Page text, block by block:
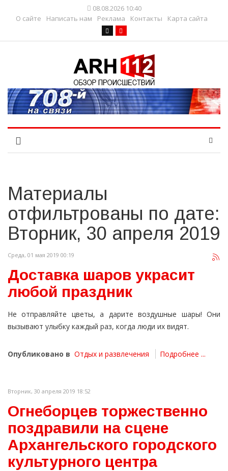
08.08.2026 10:40
О сайте
Написать нам Реклама Контакты Карта сайта
Материалы
отфильтрованы по дате:
Вторник, 30 апреля 2019
Среда, 01 мая 2019 00:19
Доставка шаров украсит
любой праздник
Не отправляйте цветы, а дарите воздушные шары! Они
вызывают улыбку каждый раз, когда люди их видят.
Опубликовано в Отдых и развлечения Подробнее ...
Вторник, 30 апреля 2019 18:52
Огнеборцев торжественно
поздравили на сцене
Архангельского городского
культурного центра